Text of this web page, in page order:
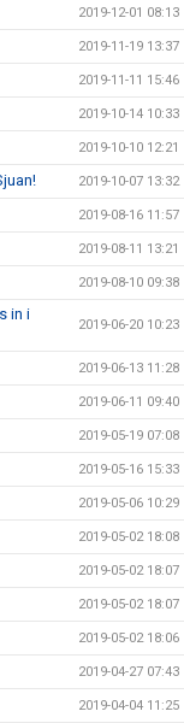
2019-12-01 08:13
2019-11-19 13:37
2019-11-11 15:46
2019-10-14 10:33
2019-10-10 12:21
2019-10-07 13:32
2019-08-16 11:57
2019-08-11 13:21
2019-08-10 09:38
in i
2019-06-20 10:23
2019-06-13 11:28
2019-06-11 09:40
2019-05-19 07:08
2019-05-16 15:33
2019-05-06 10:29
2019-05-02 18:08
2019-05-02 18:07
2019-05-02 18:07
2019-05-02 18:06
2019-04-27 07:43
2019-04-04 11:25